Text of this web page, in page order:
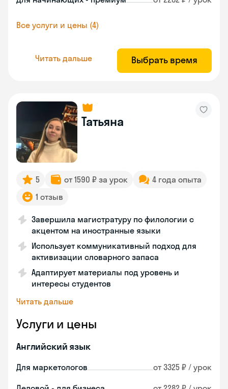
Все услуги и цены (4)
Читать дальше Выбрать время
Татьяна
5 от 1590 ₽ за урок
4 года опыта
1 отзыв
Завершила магистратуру по филологии с
акцентом на иностранные языки
Использует коммуникативный подход для
активизации словарного запаса
Адаптирует материалы под уровень и
интересы студентов
Читать дальше
Услуги и цены
Английский язык
Для маркетологов от 3325 ₽ / урок